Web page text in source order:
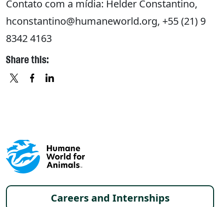
Contato com a mídia: Helder Constantino,
hconstantino@humaneworld.org, +55 (21) 9
8342 4163
Share this:
Footer menu
Careers and Internships